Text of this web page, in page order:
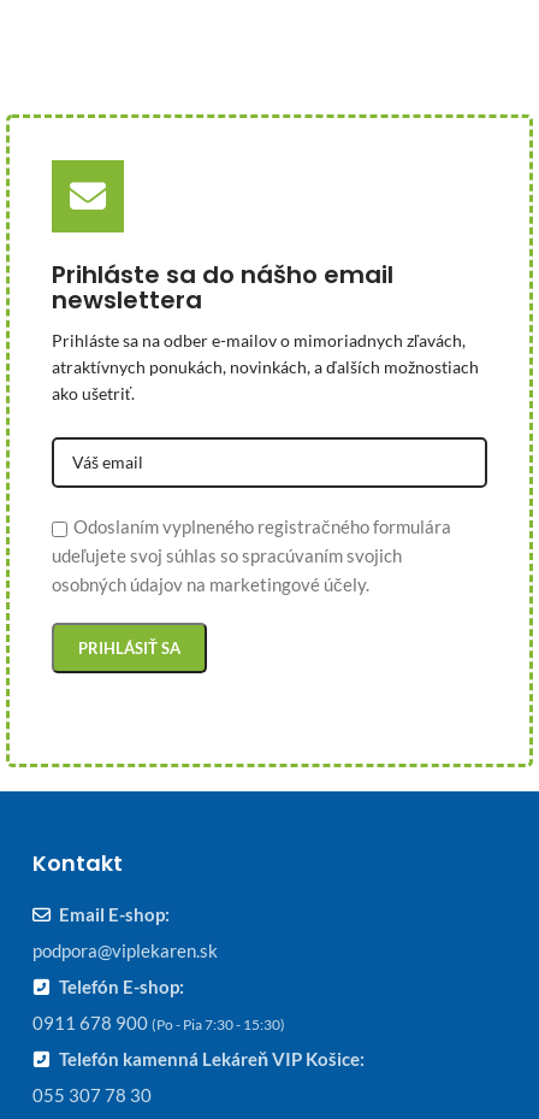
Prihláste sa do nášho email
newslettera
Prihláste sa na odber e-mailov o mimoriadnych zľavách,
atraktívnych ponukách, novinkách, a ďalších možnostiach
ako ušetriť.
Odoslaním vyplneného registračného formulára
udeľujete svoj súhlas so spracúvaním svojich
osobných údajov na marketingové účely.
Kontakt
Email E-shop:
podpora@viplekaren.sk
Telefón E-shop:
0911 678 900 (Po - Pia 7:30 - 15:30)
Telefón kamenná Lekáreň VIP Košice:
055 307 78 30